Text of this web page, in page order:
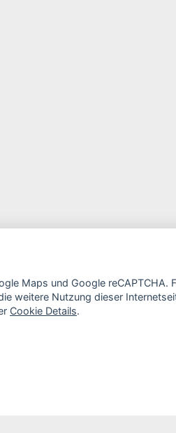
Maps und Google reCAPTCHA.
weitere Nutzung dieser
Cookie Details.